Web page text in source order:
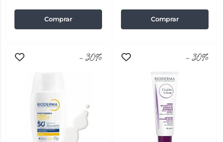
Comprar Comprar
-30% -30%